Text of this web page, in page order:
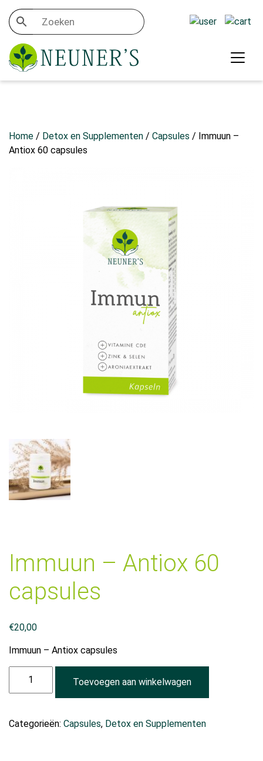
Home / Detox en Supplementen / Capsules / Immuun –
Antiox 60 capsules
Immuun – Antiox 60
capsules
€20,00
Immuun – Antiox capsules
capsules
Toevoegen aan winkelwagen
Categorieën: Capsules, Detox en Supplementen